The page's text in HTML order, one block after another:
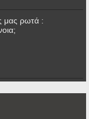
μας ρωτά :